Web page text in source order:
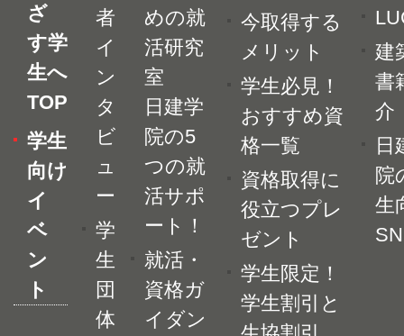
ざ
す学
生へ
TOP
学生
向け
イ
ベ
ン
ト
者
イ
ン
タ
ビ
ュ
ー
学
生
団
体
めの就
活研究
室
日建学
院の5
つの就
活サポ
ート！
就活・
資格ガ
イダン
今取得する
メリット
学生必見！
おすすめ資
格一覧
資格取得に
役立つプレ
ゼント
学生限定！
学生割引と
建
書
介
日
院
生